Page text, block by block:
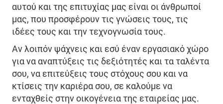
αυτού και της επιτυχίας μας είναι οι άνθρωποί
μας, που προσφέρουν τις γνώσεις τους, τις
ιδέες τους και την τεχνογνωσία τους.
Αν λοιπόν ψάχνεις και εσύ έναν εργασιακό χώρο
για να αναπτύξεις τις δεξιότητές και τα ταλέντα
σου, να επιτεύξεις τους στόχους σου και να
κτίσεις την καριέρα σου, σε καλούμε να
ενταχθείς στην οικογένεια της εταιρείας μας.